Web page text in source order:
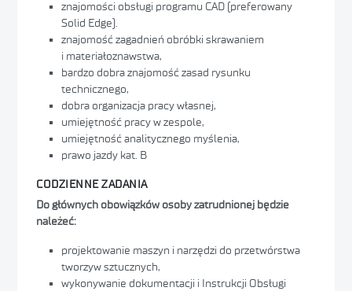
znajomości obsługi programu CAD (preferowany
Solid Edge).
znajomość zagadnień obróbki skrawaniem
i materiałoznawstwa,
bardzo dobra znajomość zasad rysunku
technicznego,
dobra organizacja pracy własnej,
umiejętność pracy w zespole,
umiejętność analitycznego myślenia,
prawo jazdy kat. B
CODZIENNE ZADANIA
Do głównych obowiązków osoby zatrudnionej będzie
należeć:
projektowanie maszyn i narzędzi do przetwórstwa
tworzyw sztucznych,
wykonywanie dokumentacji i Instrukcji Obsługi